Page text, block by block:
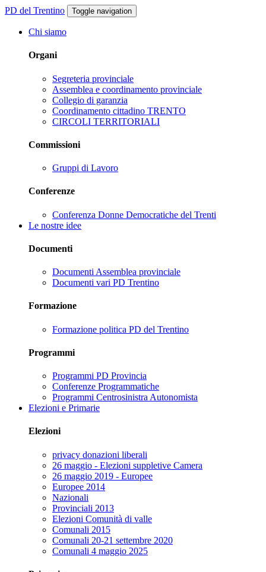
PD del Trentino Toggle navigation
Chi siamo
Organi
Segreteria provinciale
Assemblea e coordinamento provinciale
Collegio di garanzia
Coordinamento cittadino TRENTO
CIRCOLI TERRITORIALI
Commissioni
Gruppi di Lavoro
Conferenze
Conferenza Donne Democratiche del Trenti
Le nostre idee
Documenti
Documenti Assemblea provinciale
Documenti vari PD Trentino
Formazione
Formazione politica PD del Trentino
Programmi
Programmi PD Provincia
Conferenze Programmatiche
Programmi Centrosinistra Autonomista
Elezioni e Primarie
Elezioni
privacy donazioni liberali
26 maggio - Elezioni suppletive Camera
26 maggio 2019 - Europee
Europee 2014
Nazionali
Provinciali 2013
Elezioni Comunità di valle
Comunali 2015
Comunali 20-21 settembre 2020
Comunali 4 maggio 2025